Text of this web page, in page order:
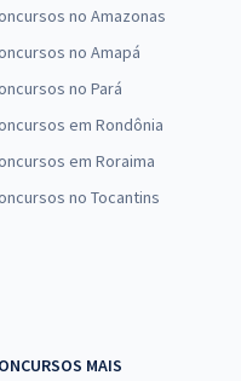
no Amazonas
no Amapá
no Pará
em Rondônia
em Roraima
no Tocantins
MAIS